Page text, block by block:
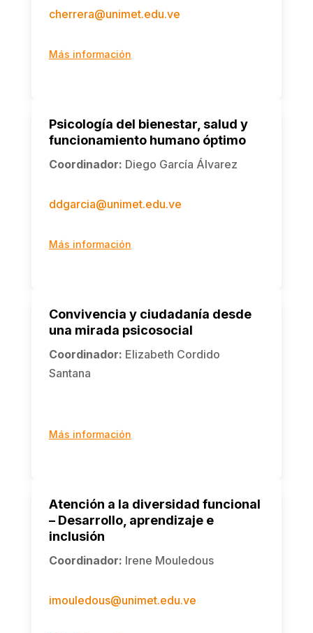
cherrera@unimet.edu.ve
Más información
Psicología del bienestar, salud y
funcionamiento humano óptimo
Coordinador: Diego García Álvarez
ddgarcia@unimet.edu.ve
Más información
Convivencia y ciudadanía desde
una mirada psicosocial
Coordinador: Elizabeth Cordido
Santana
Más información
Atención a la diversidad funcional
– Desarrollo, aprendizaje e
inclusión
Coordinador: Irene Mouledous
imouledous@unimet.edu.ve